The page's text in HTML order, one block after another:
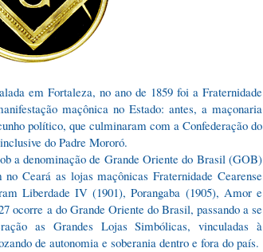
em Fortaleza, no ano de 1859 foi a Fraternidade
maçônica no Estado: antes, a maçonaria
político, que culminaram com a Confederação do
do Padre Mororó.
a denominação de Grande Oriente do Brasil (GOB)
Ceará as lojas maçônicas Fraternidade Cearense
Liberdade IV (1901), Porangaba (1905), Amor e
ocorre a do Grande Oriente do Brasil, passando a se
as Grandes Lojas Simbólicas, vinculadas à
de autonomia e soberania dentro e fora do país.